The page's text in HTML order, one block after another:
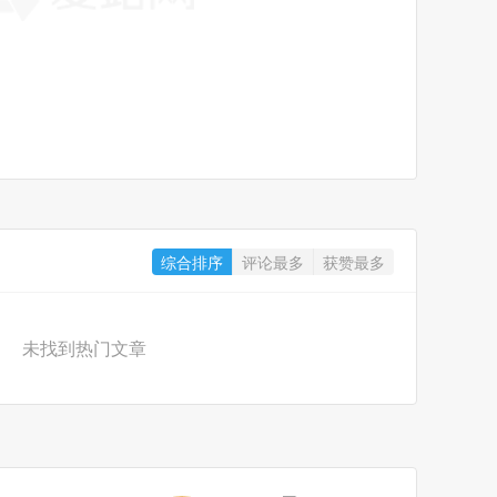
综合排序 评论最多 获赞最多
未找到热门文章